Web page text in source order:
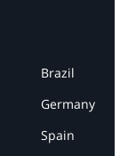
Brazil
Germany
Spain